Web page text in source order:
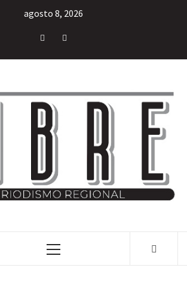
agosto 8, 2026